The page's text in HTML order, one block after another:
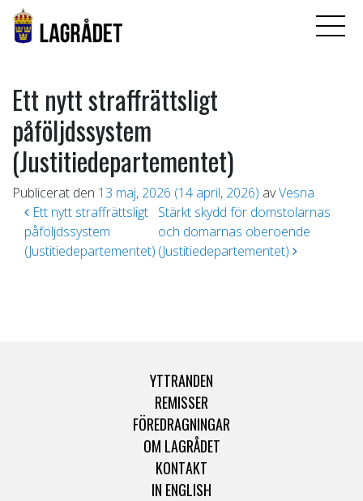
Ett nytt straffrättsligt
påföljdssystem
(Justitiedepartementet)
Publicerat den 13 maj, 2026 (14 april, 2026) avVesna
Inläggsnavigering
Ett nytt straffrättsligt
påföljdssystem
(Justitiedepartementet)
Stärkt skydd för domstolarnas
och domarnas oberoende
(Justitiedepartementet)
YTTRANDEN
REMISSER
FÖREDRAGNINGAR
OM LAGRÅDET
KONTAKT
IN ENGLISH